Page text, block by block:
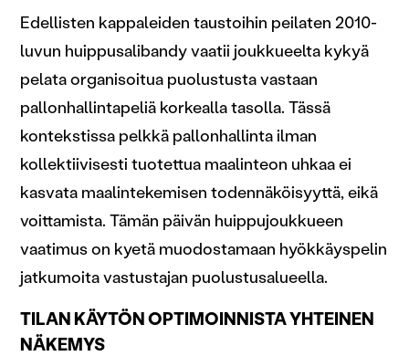
alan kumppaneillemme tietoja siitä, miten käytät
sivustoamme. Kumppanimme voivat yhdistää näitä
tietoja muihin tietoihin, joita olet antanut heille tai joita on
Edellisten kappaleiden taustoihin peilaten 2010-
luvun huippusalibandy vaatii joukkueelta kykyä
pelata organisoitua puolustusta vastaan
pallonhallintapeliä korkealla tasolla. Tässä
kontekstissa pelkkä pallonhallinta ilman
kollektiivisesti tuotettua maalinteon uhkaa ei
kasvata maalintekemisen todennäköisyyttä, eikä
voittamista. Tämän päivän huippujoukkueen
vaatimus on kyetä muodostamaan hyökkäyspelin
jatkumoita vastustajan puolustusalueella.
TILAN KÄYTÖN OPTIMOINNISTA YHTEINEN
NÄKEMYS